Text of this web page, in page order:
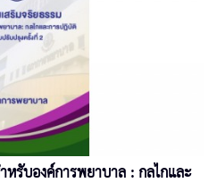
รับองค์การพยาบาล : กลไกและ